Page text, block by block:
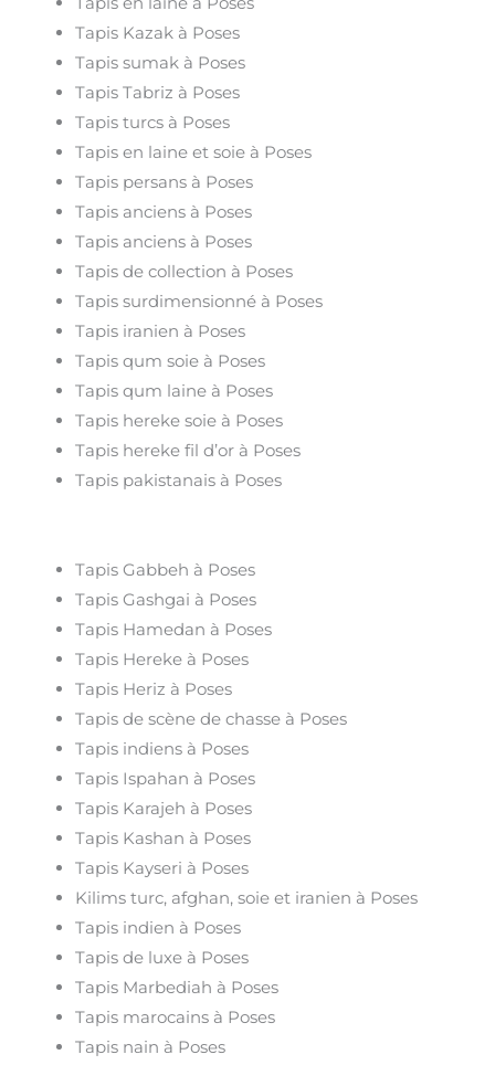
Tapis Kazak à Poses
Tapis sumak à Poses
Tapis Tabriz à Poses
Tapis turcs à Poses
Tapis en laine et soie à Poses
Tapis persans à Poses
Tapis anciens à Poses
Tapis anciens à Poses
Tapis de collection à Poses
Tapis surdimensionné à Poses
Tapis iranien à Poses
Tapis qum soie à Poses
Tapis qum laine à Poses
Tapis hereke soie à Poses
Tapis hereke fil d’or à Poses
Tapis pakistanais à Poses
Tapis Gabbeh à Poses
Tapis Gashgai à Poses
Tapis Hamedan à Poses
Tapis Hereke à Poses
Tapis Heriz à Poses
Tapis de scène de chasse à Poses
Tapis indiens à Poses
Tapis Ispahan à Poses
Tapis Karajeh à Poses
Tapis Kashan à Poses
Tapis Kayseri à Poses
Kilims turc, afghan, soie et iranien à Poses
Tapis indien à Poses
Tapis de luxe à Poses
Tapis Marbediah à Poses
Tapis marocains à Poses
Tapis nain à Poses